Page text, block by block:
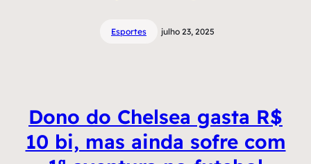
Esportes julho 23, 2025
Dono do Chelsea gasta R$
10 bi, mas ainda sofre com